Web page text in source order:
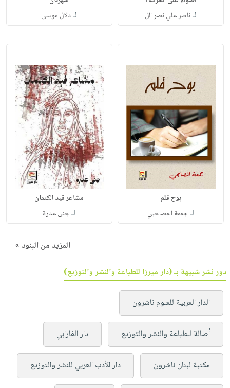
لـ ناصر علي نصر الل لـدلال موسى
بوح قلم
لـجمعة المصاحبي
مشاعر قيد الكتمان
لـجنى عدرة
المزيد من البنود »
دور نشر شبيهة بـ (دار ميرزا للطباعة والنشر والتوزيع)
الدار العربية للعلوم ناشرون
أصالة للطباعة والنشر والتوزيع دار الفارابي
مكتبة لبنان ناشرون دار الأدب العربي للنشر والتوزيع